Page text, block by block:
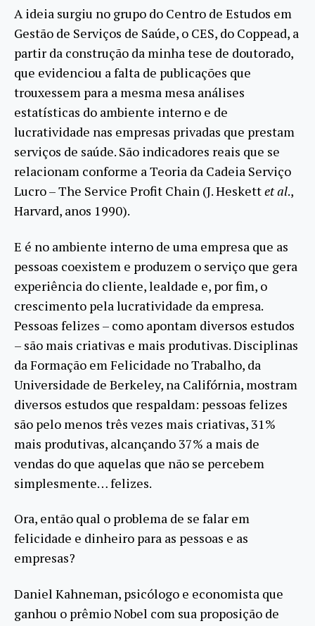
A ideia surgiu no grupo do Centro de Estudos em
Gestão de Serviços de Saúde, o CES, do Coppead, a
partir da construção da minha tese de doutorado,
que evidenciou a falta de publicações que
trouxessem para a mesma mesa análises
estatísticas do ambiente interno e de
lucratividade nas empresas privadas que prestam
serviços de saúde. São indicadores reais que se
relacionam conforme a Teoria da Cadeia Serviço
Lucro – The Service Profit Chain (J. Heskettet al.,
Harvard, anos 1990).
E é no ambiente interno de uma empresa que as
pessoas coexistem e produzem o serviço que gera
experiência do cliente, lealdade e, por fim, o
crescimento pela lucratividade da empresa.
Pessoas felizes – como apontam diversos estudos
– são mais criativas e mais produtivas. Disciplinas
da Formação em Felicidade no Trabalho, da
Universidade de Berkeley, na Califórnia, mostram
diversos estudos que respaldam: pessoas felizes
são pelo menos três vezes mais criativas, 31%
mais produtivas, alcançando 37% a mais de
vendas do que aquelas que não se percebem
simplesmente… felizes.
Ora, então qual o problema de se falar em
felicidade e dinheiro para as pessoas e as
empresas?
Daniel Kahneman, psicólogo e economista que
ganhou o prêmio Nobel com sua proposição de